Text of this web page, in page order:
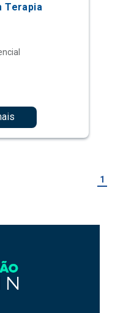
Terapia
1